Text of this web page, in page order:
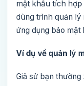
mật khẩu tích hợp
dùng trình quản lý
ứng dụng bảo mật
Ví dụ về quản lý
Giả sử bạn